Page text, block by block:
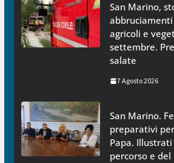
San Marino,
agricoli e
settembre.
salate
7 Agosto 2026
San Marino.
preparativi
Papa.
percorso e